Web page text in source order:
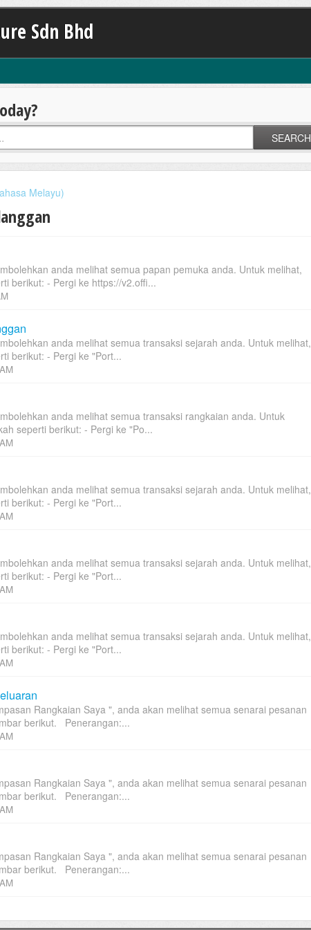
Sdn Bhd
SEARCH
Melayu)
anda melihat semua papan pemuka anda. Untuk melihat,
berikut: - Pergi ke https://v2.offi...
anda melihat semua transaksi sejarah anda. Untuk melihat,
berikut: - Pergi ke "Port...
anda melihat semua transaksi rangkaian anda. Untuk
seperti berikut: - Pergi ke "Po...
anda melihat semua transaksi sejarah anda. Untuk melihat,
berikut: - Pergi ke "Port...
anda melihat semua transaksi sejarah anda. Untuk melihat,
berikut: - Pergi ke "Port...
anda melihat semua transaksi sejarah anda. Untuk melihat,
berikut: - Pergi ke "Port...
Rangkaian Saya ", anda akan melihat semua senarai pesanan
berikut. Penerangan:...
Rangkaian Saya ", anda akan melihat semua senarai pesanan
berikut. Penerangan:...
Rangkaian Saya ", anda akan melihat semua senarai pesanan
berikut. Penerangan:...